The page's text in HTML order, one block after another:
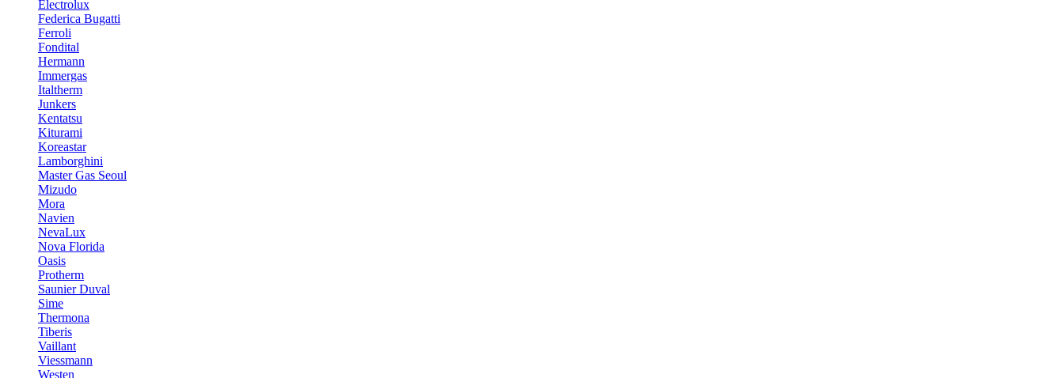
Electrolux
Federica Bugatti
Ferroli
Fondital
Hermann
Immergas
Italtherm
Junkers
Kentatsu
Kiturami
Koreastar
Lamborghini
Master Gas Seoul
Mizudo
Mora
Navien
NevaLux
Nova Florida
Oasis
Protherm
Saunier Duval
Sime
Thermona
Tiberis
Vaillant
Viessmann
Westen